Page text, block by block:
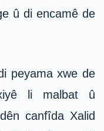
û di encamê de
peyama xwe de
li malbat û
canfîda Xalid